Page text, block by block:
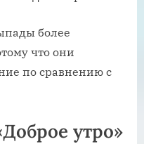
более
что они
по сравнению с
утро»